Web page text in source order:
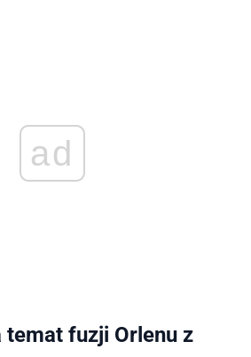
ad
temat fuzji Orlenu z